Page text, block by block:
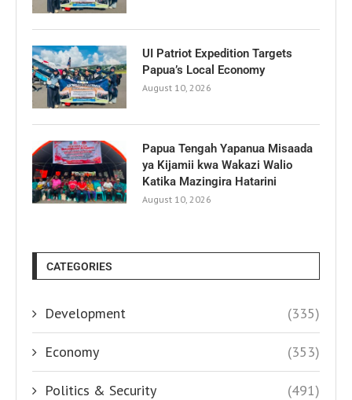
UI Patriot Expedition Targets
Papua’s Local Economy
August 10, 2026
Papua Tengah Yapanua Misaada
ya Kijamii kwa Wakazi Walio
Katika Mazingira Hatarini
August 10, 2026
CATEGORIES
Development (335)
Economy (353)
Politics & Security (491)